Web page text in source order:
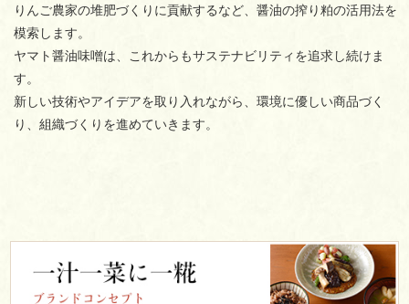
りんご農家の堆肥づくりに貢献するなど、醤油の搾り粕の活用法を
模索します。
ヤマト醤油味噌は、これからもサステナビリティを追求し続けま
す。
新しい技術やアイデアを取り入れながら、環境に優しい商品づく
り、組織づくりを進めていきます。